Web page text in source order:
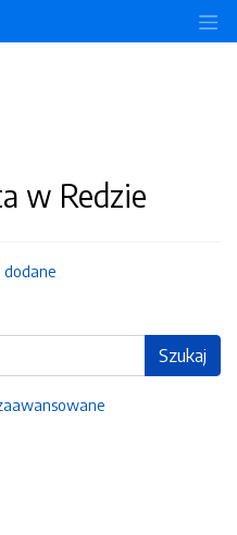
w Redzie
Szukaj